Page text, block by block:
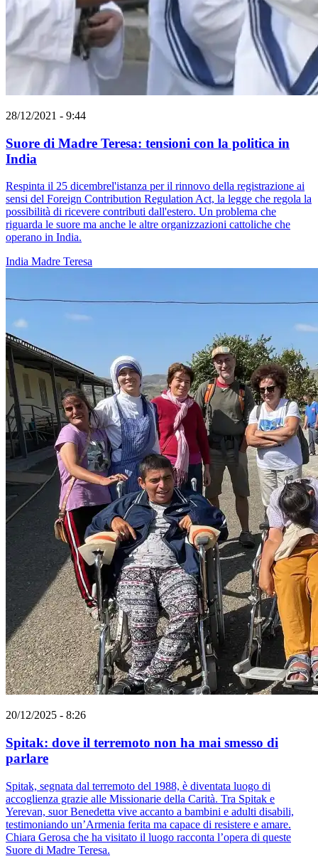
28/12/2021 - 9:44
Suore di Madre Teresa: tensioni con la politica in
India
Respinta il 25 dicembrel'istanza per il rinnovo della registrazione ai
sensi del Foreign Contribution Regulation Act, la legge che regola la
possibilità di ricevere contributi dall'estero. Un problema che
riguarda le suore ma anche le altre organizzazioni cattoliche che
operano in India.
India Madre Teresa
20/12/2025 - 8:26
Spitak: dove il terremoto non ha mai smesso di
parlare
Spitak, segnata dal terremoto del 1988, è diventata luogo di
accoglienza grazie alle Missionarie della Carità. Tra Spitak e
Yerevan, suor Benedetta vive accanto a bambini e adulti disabili,
testimoniando un’Armenia ferita ma capace di resistere e amare.
Chiara Gerosa che ha visitato il luogo racconta l’opera di queste
Suore di Madre Teresa.